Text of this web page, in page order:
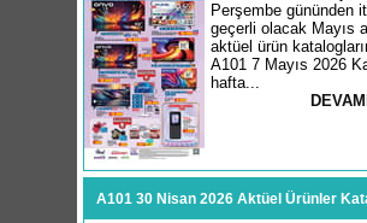
Perşembe gününden
geçerli olacak Mayıs
aktüel ürün
A101 7 Mayıs 2026
hafta...
A101 30 Nisan 2026 Aktüel Ürünler